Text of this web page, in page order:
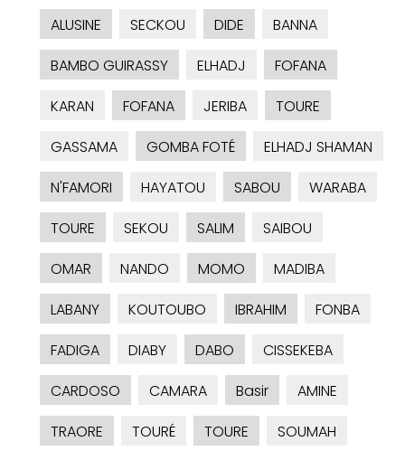
ALUSINE
SECKOU DIDE
BANNA
BAMBO GUIRASSY
ELHADJ
FOFANA
KARAN
FOFANA JERIBA
TOURE
GASSAMA
GOMBA FOTÉ
ELHADJ SHAMAN
N'FAMORI
HAYATOU SABOU
WARABA
TOURE
SEKOU SALIM
SAIBOU
OMAR
NANDO MOMO
MADIBA
LABANY
KOUTOUBO IBRAHIM
FONBA
FADIGA
DIABY DABO
CISSEKEBA
CARDOSO
CAMARA Basir
AMINE
TRAORE
TOURÉ TOURE
SOUMAH